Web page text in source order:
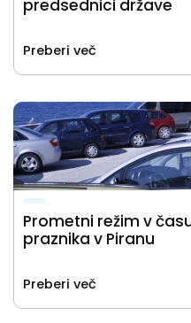
predsednici države
Preberi več
Prometni režim v
praznika v Piranu
Preberi več